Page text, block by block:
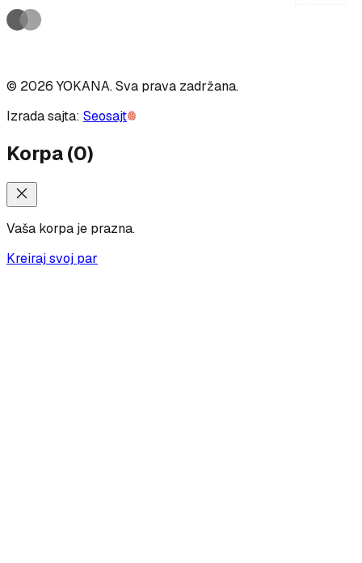
© 2026 YOKANA.Sva prava zadržana.
Izrada sajta: Seosajt
Korpa(0)
Vaša korpa je prazna.
Kreiraj svoj par